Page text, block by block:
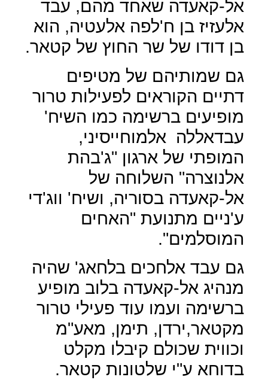
אל-קאעדה שאחד מהם, עבד
אלעזיז בן ח'לפה אלעטיה, הוא
בן דודו של שר החוץ של קטאר.
גם שמותיהם של מטיפים
דתיים הקוראים לפעילות טרור
מופיעים ברשימה כמו השיח'
עבדאללה אלמוחייסיני,
המופתי של ארגון "ג'בהת
אלנוצרה" השלוחה של
אל-קאעדה בסוריה, ושיח' ווג'די
ע'ניים מתנועת "האחים
המוסלמים".
גם עבד אלחכים בלחאג' שהיה
מנהיג אל-קאעדה בלוב מופיע
ברשימה ועמו עוד פעילי טרור
מקטאר,ירדן, תימן, מאע"מ
וכווית שכולם קיבלו מקלט
בדוחא ע"י שלטונות קטאר.